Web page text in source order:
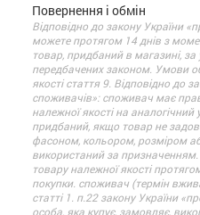
Повернення і обмін
Відповідно до закону України
можете протягом 14 днів з
товар, придбаний в магазині,
передбачених законом. Умови
якості стаття 9. Відповідно до
споживачів»: споживач має
належної якості на аналогічний
придбаний, якщо товар не
фасоном, кольором, розміром
використаний за
товару належної якості
покупки. споживач (термін
статті 1. п.22 закону України
особа, яка купує, замовляє,